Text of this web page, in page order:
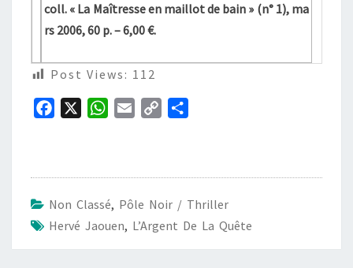
coll. « La Maîtresse en maillot de bain » (n° 1), ma
rs 2006, 60 p. – 6,00 €.
Post Views: 112
o
o
k
W
A
p
p
i
n
k
g
e
r
Non Classé, Pôle Noir / Thriller
Hervé Jaouen, L’Argent De La Quête